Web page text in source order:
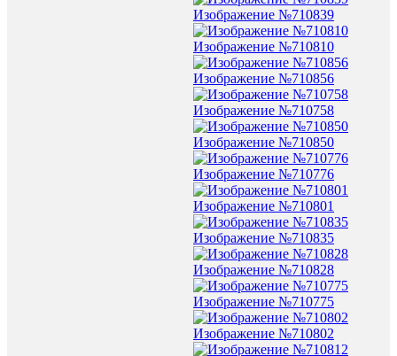
Изображение №710839
Изображение №710810
Изображение №710856
Изображение №710758
Изображение №710850
Изображение №710776
Изображение №710801
Изображение №710835
Изображение №710828
Изображение №710775
Изображение №710802